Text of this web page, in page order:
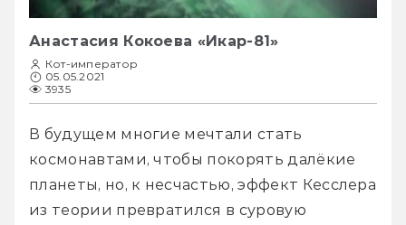
Анастасия Кокоева «Икар-81»
Кот-император
05.05.2021
3935
В будущем многие мечтали стать
космонавтами, чтобы покорять далёкие
планеты, но, к несчастью, эффект Кесслера
из теории превратился в суровую